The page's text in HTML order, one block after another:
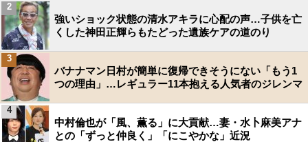
強いショック状態の清水アキラに心配の声…子供を亡
くした神田正輝らもたどった遺族ケアの道のり
2
バナナマン日村が簡単に復帰できそうにない「もう1
つの理由」…レギュラー11本抱える人気者のジレンマ
3
中村倫也が「風、薫る」に大貢献…妻・水卜麻美アナ
との「ずっと仲良く」「にこやかな」近況
4